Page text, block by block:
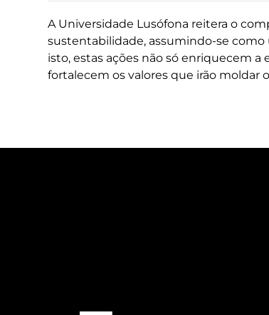
A Universidade Lusófona reitera o
sustentabilidade, assumindo-se
isto, estas ações não só enriquecem
fortalecem os valores que irão moldar